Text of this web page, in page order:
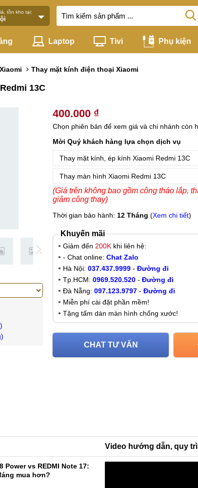
tồn kho tại:
Laptop Tivi Phụ kiện
Thay mặt kính điện thoại Xiaomi
13C
400.000 ₫
Chọn phiên bản để xem giá và chi nhánh còn
Mời Quý khách hàng lựa chọn dịch vụ
Thay mặt kính, ép kính Xiaomi Redmi 13C
Thay màn hình Xiaomi Redmi 13C
(Giá trên không bao gồm công tháo lắp,
giảm công thay)
Thời gian bảo hành: 12 Tháng (Xem chi tiết)
Khuyến mãi
Giảm đến 200K khi liên hệ:
- Chat online: Chat Zalo
Hà Nội: 037.437.9999 - Đường đi
Tp.HCM: 0969.520.520 - Đường đi
Đà Nẵng: 097.123.9797 - Đường đi
Miễn phí cài đặt phần mềm!
Tặng tấm dán màn hình chống xước!
CHAT TƯ VẤN
Power vs REDMI Note 17:
mua hơn?
Video hướng dẫn, quy